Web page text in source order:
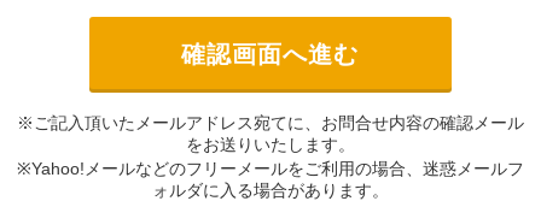
※ご記入頂いたメールアドレス宛てに、お問合せ内容の確認メール
をお送りいたします。
※Yahoo!メールなどのフリーメールをご利用の場合、迷惑メールフ
ォルダに入る場合があります。